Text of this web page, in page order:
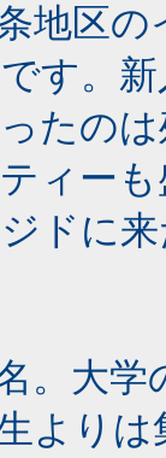
地区
す。
たの
ィー
ドに
。大
より